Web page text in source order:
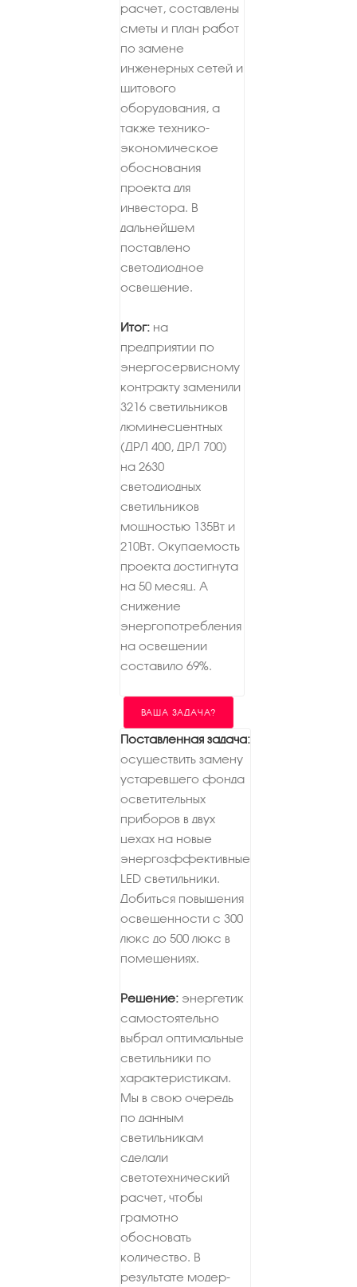
расчет, составлены
сметы и план работ
по замене
инженерных сетей и
щитового
оборудования, а
также технико-
экономическое
обоснования
проекта для
инвестора. В
дальнейшем
поставлено
светодиодное
освещение.
Итог: на
предприятии по
энергосервисному
контракту заменили
3216 светильников
люминесцентных
(ДРЛ 400, ДРЛ 700)
на 2630
светодиодных
светильников
мощностью 135Вт и
210Вт. Окупаемость
проекта достигнута
на 50 месяц. А
снижение
энергопотребления
на освещении
составило 69%.
ВАША ЗАДАЧА?
Поставленная задача:
осуществить замену
устаревшего фонда
осветительных
приборов в двух
цехах на новые
энергозффективные
LED светильники.
Добиться повышения
освещенности с 300
люкс до 500 люкс в
помещениях.
Решение: энергетик
самостоятельно
выбрал оптимальные
светильники по
характеристикам.
Мы в свою очередь
по данным
светильникам
сделали
светотехнический
расчет, чтобы
грамотно
обосновать
количество. В
результате модер­